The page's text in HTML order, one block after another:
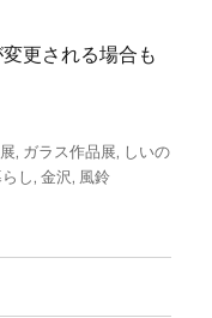
更される場合も
, ガラス作品展, しいの
らし,金沢, 風鈴